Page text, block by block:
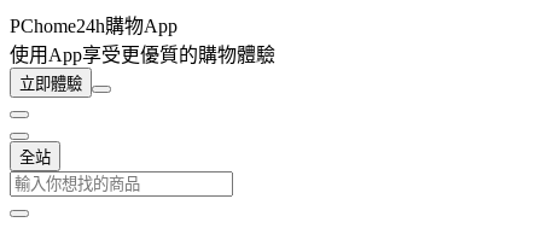
PChome24h購物App
使用App享受更優質的購物體驗
立即體驗
全站